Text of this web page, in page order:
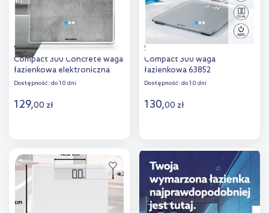
Soehnle Style Sense
Compact 300 Concrete waga
łazienkowa elektroniczna
63882
Dostępność: do 10 dni
129,00 zł
Dodaj do
Soehnle Style Sense
Compact 300 waga
łazienkowa 63852
Dostępność: do 10 dni
130,00 zł
Dodaj do
porównania